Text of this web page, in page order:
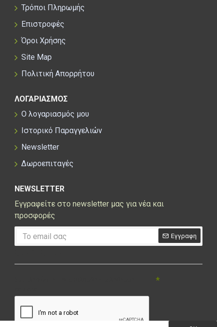
Τρόποι Πληρωμής
Επιστροφές
Όροι Χρήσης
Site Map
Πολιτική Απορρήτου
ΛΟΓΑΡΙΑΣΜΟΣ
Ο λογαριασμός μου
Ιστορικό Παραγγελιών
Newsletter
Δωροεπιταγές
NEWSLETTER
Εγγραφείτε στο newsletter μας για νέα και
προσφορές
Εγγραφη